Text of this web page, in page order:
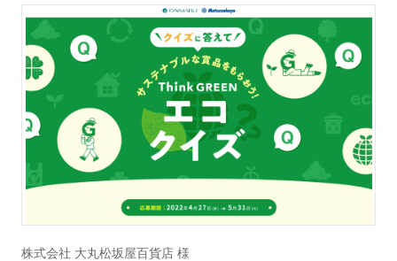
株式会社 大丸松坂屋百貨店 様